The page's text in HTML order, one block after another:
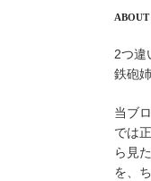
ABOUT
2つ違
鉄砲
当ブ
では
ら見
を、